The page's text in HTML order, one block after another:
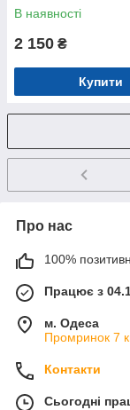
В наявності
2 150 ₴
Купити
Про нас
100%
Працює з
м. Одеса
Промринок 7
Контакти
Сьогодні